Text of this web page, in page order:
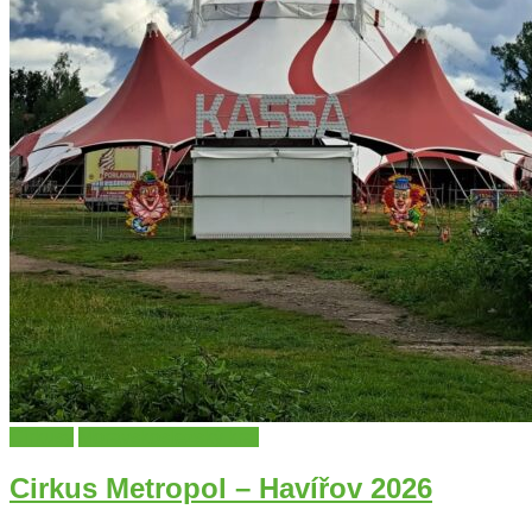
Cirkus Metropol – Havířov 2026